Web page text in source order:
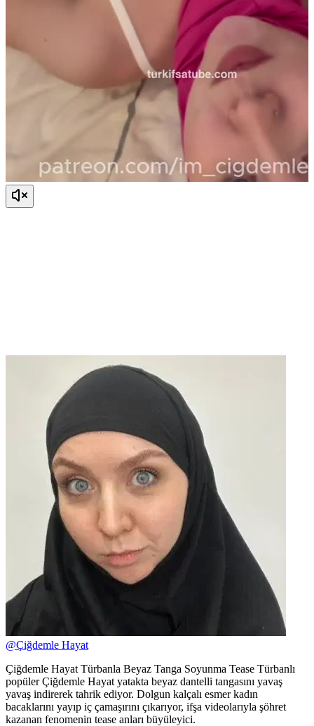
@Çiğdemle Hayat
Çiğdemle Hayat Türbanla Beyaz Tanga Soyunma Tease Türbanlı
popüler Çiğdemle Hayat yatakta beyaz dantelli tangasını yavaş
yavaş indirerek tahrik ediyor. Dolgun kalçalı esmer kadın
bacaklarını yayıp iç çamaşırını çıkarıyor, ifşa videolarıyla şöhret
kazanan fenomenin tease anları büyüleyici.